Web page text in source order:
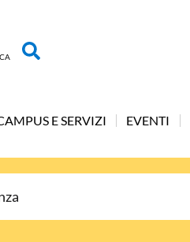
E SERVIZI EVENTI